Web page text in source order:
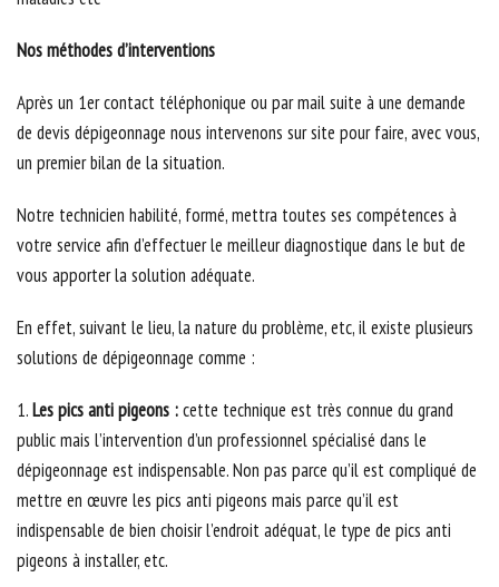
Nos méthodes d’interventions
Après un 1er contact téléphonique ou par mail suite à une demande
de devis dépigeonnage nous intervenons sur site pour faire, avec vous,
un premier bilan de la situation.
Notre technicien habilité, formé, mettra toutes ses compétences à
votre service afin d’effectuer le meilleur diagnostique dans le but de
vous apporter la solution adéquate.
En effet, suivant le lieu, la nature du problème, etc, il existe plusieurs
solutions de dépigeonnage comme :
1.Les pics anti pigeons :cette technique est très connue du grand
public mais l’intervention d’un professionnel spécialisé dans le
dépigeonnage est indispensable. Non pas parce qu’il est compliqué de
mettre en œuvre les pics anti pigeons mais parce qu’il est
indispensable de bien choisir l’endroit adéquat, le type de pics anti
pigeons à installer, etc.